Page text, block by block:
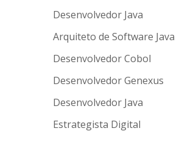
Desenvolvedor Java
Arquiteto de Software Java
Desenvolvedor Cobol
Desenvolvedor Genexus
Desenvolvedor Java
Estrategista Digital